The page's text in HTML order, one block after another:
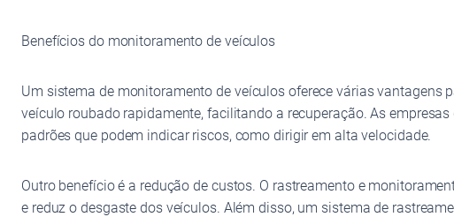
Benefícios do monitoramento de veículos
Um sistema de monitoramento de veículos oferece várias vantagens
veículo roubado rapidamente, facilitando a recuperação. As
padrões que podem indicar riscos, como dirigir em alta velocidade.
Outro benefício é a redução de custos. O rastreamento e
e reduz o desgaste dos veículos. Além disso, um sistema de